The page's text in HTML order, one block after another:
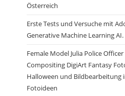
Österreich
Erste Tests und Versuche mit
Generative Machine Learning
Female Model Julia Police
Compositing DigiArt Fantasy
Halloween und Bildbearbeitung
Fotoideen